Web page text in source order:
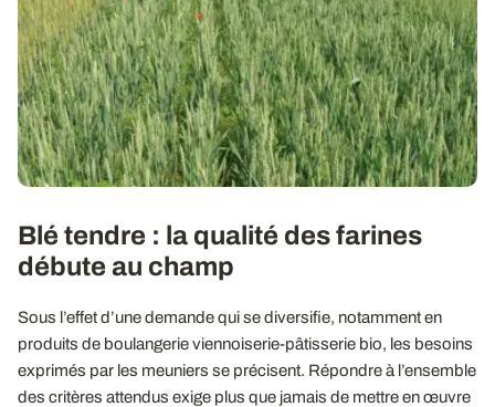
Blé tendre : la qualité des farines
débute au champ
Sous l’effet d’une demande qui se diversifie, notamment en
produits de boulangerie viennoiserie-pâtisserie bio, les besoins
exprimés par les meuniers se précisent. Répondre à l’ensemble
des critères attendus exige plus que jamais de mettre en œuvre